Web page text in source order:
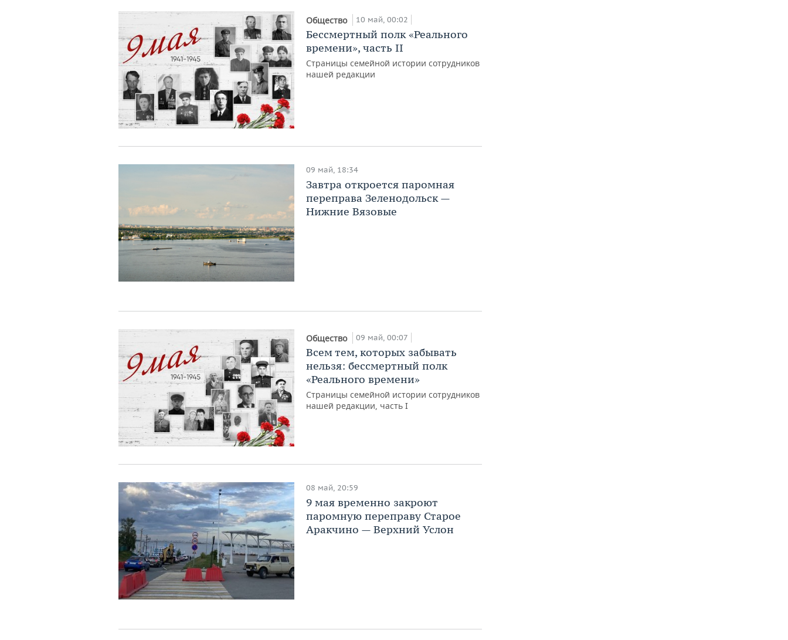
Общество 10 май, 00:02
Бессмертный полк «Реального
времени», часть II
Страницы семейной истории сотрудников
нашей редакции
09 май, 18:34
Завтра откроется паромная
переправа Зеленодольск —
Нижние Вязовые
Общество 09 май, 00:07
Всем тем, которых забывать
нельзя: бессмертный полк
«Реального времени»
Страницы семейной истории сотрудников
нашей редакции, часть I
08 май, 20:59
9 мая временно закроют
паромную переправу Старое
Аракчино — Верхний Услон